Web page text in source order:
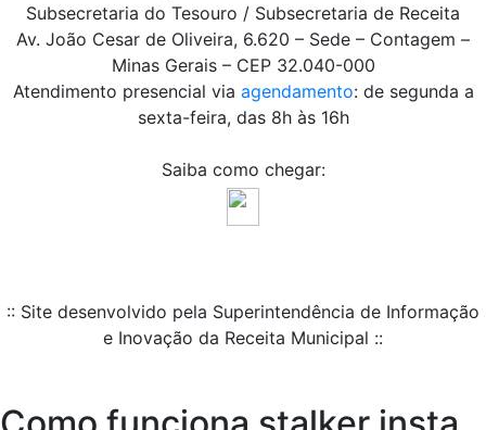
Subsecretaria do Tesouro / Subsecretaria de Receita
Av. João Cesar de Oliveira, 6.620 – Sede – Contagem –
Minas Gerais – CEP 32.040-000
Atendimento presencial via agendamento: de segunda a
sexta-feira, das 8h às 16h
Saiba como chegar:
:: Site desenvolvido pela Superintendência de Informação
e Inovação da Receita Municipal ::